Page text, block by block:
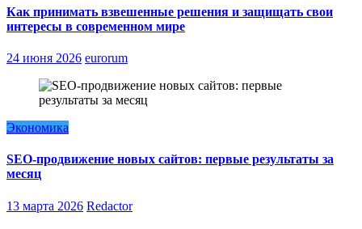
Как принимать взвешенные решения и защищать свои
интересы в современном мире
24 июня 2026 eurorum
Экономика
SEO-продвижение новых сайтов: первые результаты за
месяц
13 марта 2026 Redactor